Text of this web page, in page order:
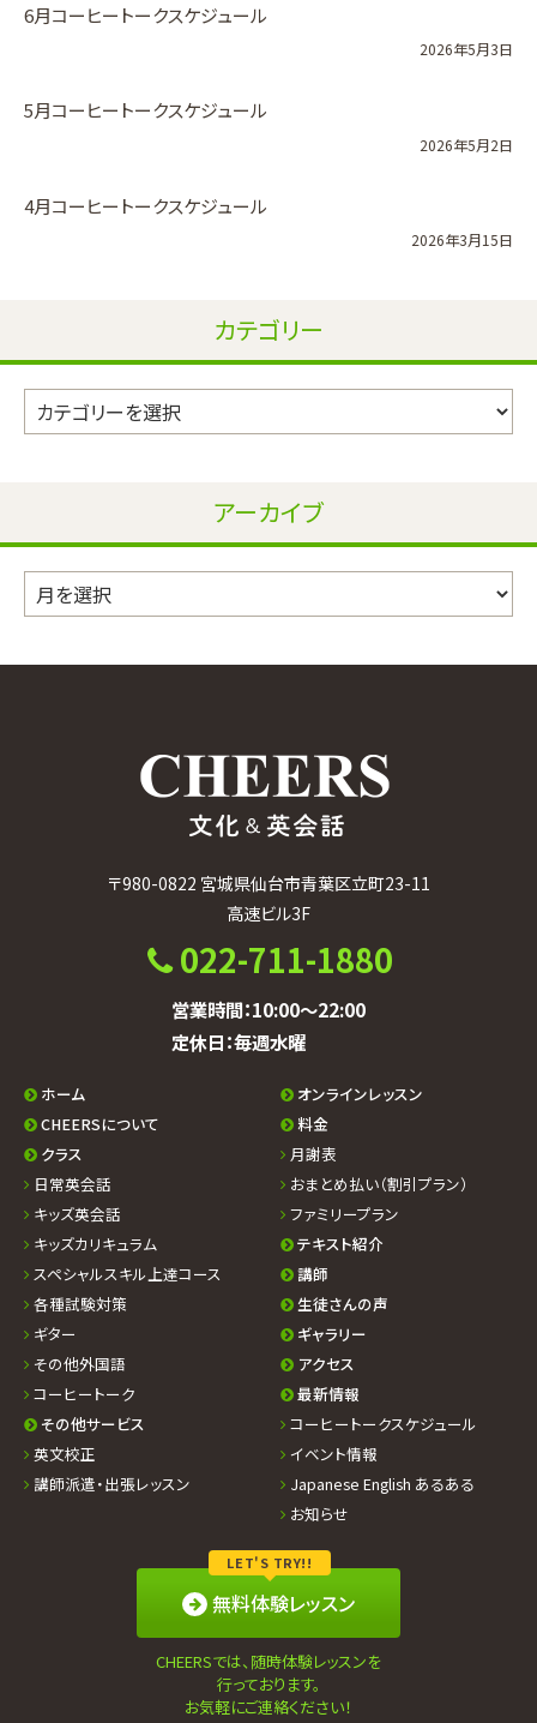
6月コーヒートークスケジュール
2026年5月3日
5月コーヒートークスケジュール
2026年5月2日
4月コーヒートークスケジュール
2026年3月15日
カテゴリー
カ
テ
アーカイブ
ー
〒980-0822 宮城県仙台市青葉区立町23-11
高速ビル3F
022-711-1880
営業時間：10:00〜22:00
定休日：毎週水曜
ホーム
CHEERSについて
クラス
日常英会話
キッズ英会話
キッズカリキュラム
スペシャルスキル上達コース
各種試験対策
ギター
その他外国語
コーヒートーク
その他サービス
英文校正
講師派遣・出張レッスン
オンラインレッスン
料金
月謝表
おまとめ払い（割引プラン）
ファミリープラン
テキスト紹介
講師
生徒さんの声
ギャラリー
アクセス
最新情報
コーヒートークスケジュール
イベント情報
Japanese English あるある
お知らせ
LET'S TRY!!
無料体験レッスン
CHEERSでは、随時体験レッスンを
行っております。
お気軽にご連絡ください！